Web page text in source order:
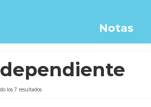
Notas
los 7 resultadosOrdenado